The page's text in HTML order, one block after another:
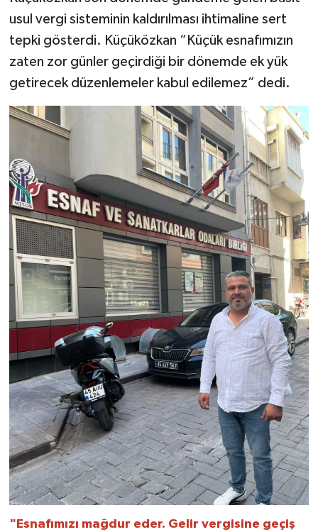
usul vergi sisteminin kaldırılması ihtimaline sert
tepki gösterdi. Küçüközkan “Küçük esnafımızın
zaten zor günler geçirdiği bir dönemde ek yük
getirecek düzenlemeler kabul edilemez” dedi.
"Esnafımızı mağdur eder. Gelir vergisine geçiş